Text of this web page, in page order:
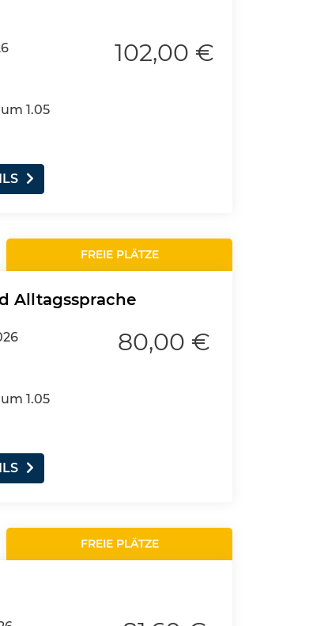
1.05
102,00 €
FREIE PLÄTZE
Alltagssprache
1.05
80,00 €
FREIE PLÄTZE